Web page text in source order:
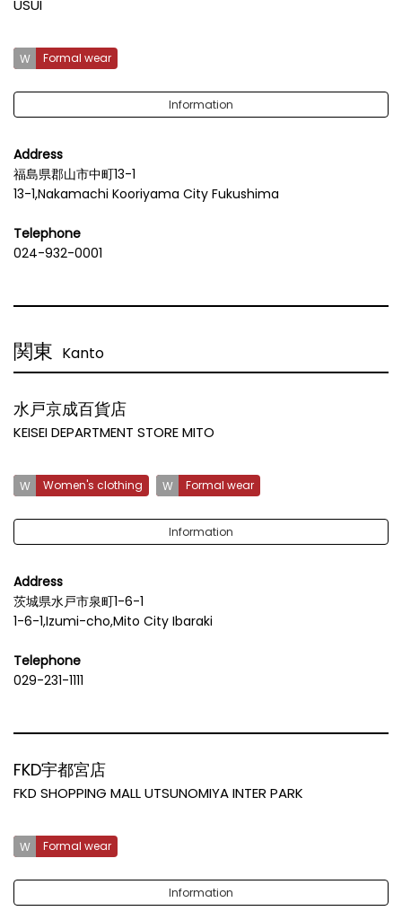
USUI
Formal wear
Information
Address
福島県郡山市中町13-1
13-1,Nakamachi Kooriyama City Fukushima
Telephone
024-932-0001
関東 Kanto
水戸京成百貨店
KEISEI DEPARTMENT STORE MITO
Women's clothing Formal wear
Information
Address
茨城県水戸市泉町1-6-1
1-6-1,Izumi-cho,Mito City Ibaraki
Telephone
029-231-1111
FKD宇都宮店
FKD SHOPPING MALL UTSUNOMIYA INTER PARK
Formal wear
Information